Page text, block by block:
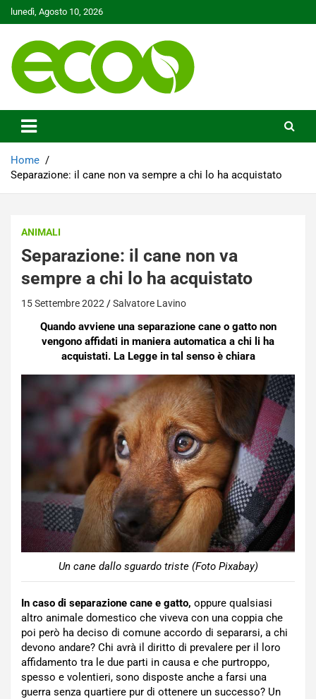
Skip
to
lunedì, Agosto 10, 2026
Ecoo.it
Home
Separazione: il cane non va sempre a chi lo ha acquistato
ANIMALI
Separazione: il cane non va
sempre a chi lo ha acquistato
15 Settembre 2022 Salvatore Lavino
Quando avviene una separazione cane o gatto non
vengono affidati in maniera automatica a chi li ha
acquistati. La Legge in tal senso è chiara
Un cane dallo sguardo triste (Foto Pixabay)
In caso di separazione cane e gatto, oppure qualsiasi
altro animale domestico che viveva con una coppia che
poi però ha deciso di comune accordo di separarsi, a chi
devono andare? Chi avrà il diritto di prevalere per il loro
affidamento tra le due parti in causa e che purtroppo,
spesso e volentieri, sono disposte anche a farsi una
guerra senza quartiere pur di ottenere un successo? Un